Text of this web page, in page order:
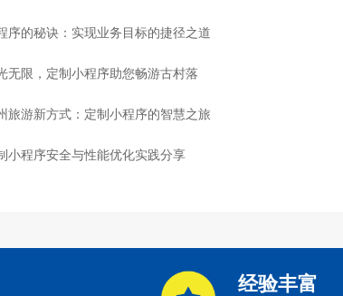
序的秘诀：实现业务目标的捷径之道
无限，定制小程序助您畅游古村落
旅游新方式：定制小程序的智慧之旅
小程序安全与性能优化实践分享
经验丰富